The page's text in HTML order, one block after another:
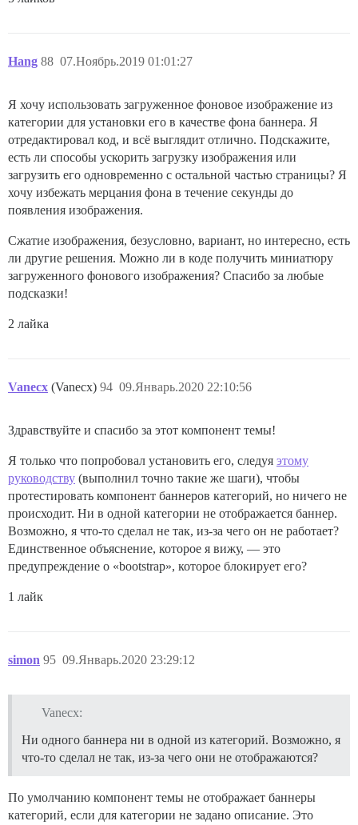
Hang 07.Ноябрь.2019 01:01:27
88
Я хочу использовать загруженное фоновое изображение из
категории для установки его в качестве фона баннера. Я
отредактировал код, и всё выглядит отлично. Подскажите,
есть ли способы ускорить загрузку изображения или
загрузить его одновременно с остальной частью страницы? Я
хочу избежать мерцания фона в течение секунды до
появления изображения.
Сжатие изображения, безусловно, вариант, но интересно, есть
ли другие решения. Можно ли в коде получить миниатюру
загруженного фонового изображения? Спасибо за любые
подсказки!
2 лайка
Vanecx (Vanecx) 09.Январь.2020 22:10:56
94
Здравствуйте и спасибо за этот компонент темы!
Я только что попробовал установить его, следуя этому
руководству (выполнил точно такие же шаги), чтобы
протестировать компонент баннеров категорий, но ничего не
происходит. Ни в одной категории не отображается баннер.
Возможно, я что-то сделал не так, из-за чего он не работает?
Единственное объяснение, которое я вижу, — это
предупреждение о «bootstrap», которое блокирует его?
1 лайк
simon 09.Январь.2020 23:29:12
95
Vanecx:
Ни одного баннера ни в одной из категорий. Возможно, я
что-то сделал не так, из-за чего они не отображаются?
По умолчанию компонент темы не отображает баннеры
категорий, если для категории не задано описание. Это